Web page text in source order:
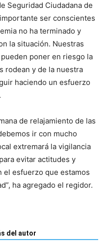
Seguridad Ciudadana de
ser conscientes
no ha terminado y
la situación. Nuestras
poner en riesgo la
rodean y de la nuestra
haciendo un esfuerzo
de relajamiento de las
ir con mucho
extremará la vigilancia
evitar actitudes y
el esfuerzo que estamos
ha agregado el regidor.
del autor